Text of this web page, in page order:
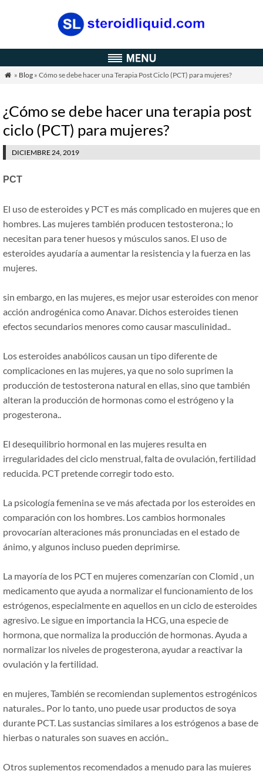
 » Blog» Cómo se debe hacer una Terapia Post Ciclo (PCT) para mujeres?
¿Cómo se debe hacer una terapia post
ciclo (PCT) para mujeres?
DICIEMBRE 24, 2019
PCT
El uso de esteroides y PCT es más complicado en mujeres que en
hombres. Las mujeres también producen testosterona.; lo
necesitan para tener huesos y músculos sanos. El uso de
esteroides ayudaría a aumentar la resistencia y la fuerza en las
mujeres.
sin embargo, en las mujeres, es mejor usar esteroides con menor
acción androgénica como Anavar. Dichos esteroides tienen
efectos secundarios menores como causar masculinidad..
Los esteroides anabólicos causan un tipo diferente de
complicaciones en las mujeres, ya que no solo suprimen la
producción de testosterona natural en ellas, sino que también
alteran la producción de hormonas como el estrógeno y la
progesterona..
El desequilibrio hormonal en las mujeres resulta en
irregularidades del ciclo menstrual, falta de ovulación, fertilidad
reducida. PCT pretende corregir todo esto.
La psicología femenina se ve más afectada por los esteroides en
comparación con los hombres. Los cambios hormonales
provocarían alteraciones más pronunciadas en el estado de
ánimo, y algunos incluso pueden deprimirse.
La mayoría de los PCT en mujeres comenzarían con Clomid , un
medicamento que ayuda a normalizar el funcionamiento de los
estrógenos, especialmente en aquellos en un ciclo de esteroides
agresivo. Le sigue en importancia la HCG, una especie de
hormona, que normaliza la producción de hormonas. Ayuda a
normalizar los niveles de progesterona, ayudar a reactivar la
ovulación y la fertilidad.
en mujeres, También se recomiendan suplementos estrogénicos
naturales.. Por lo tanto, uno puede usar productos de soya
durante PCT. Las sustancias similares a los estrógenos a base de
hierbas o naturales son suaves en acción..
Otros suplementos recomendados a menudo para las mujeres